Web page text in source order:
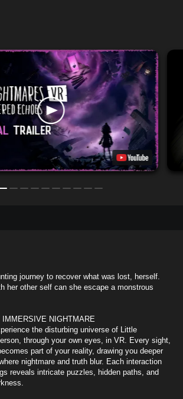
journey to recover what was lost, herself.
her other self can she escape a monstrous
NIGHTMARE
the disturbing universe of Little
through your own eyes, in VR. Every sight,
part of your reality, drawing you deeper
nightmare and truth blur. Each interaction
reveals intricate puzzles, hidden paths, and